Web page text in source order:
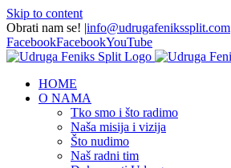
Skip to content
Obrati nam se! |info@udrugafenikssplit.com
FacebookFacebookYouTube
HOME
O NAMA
Tko smo i što radimo
Naša misija i vizija
Što nudimo
Naš radni tim